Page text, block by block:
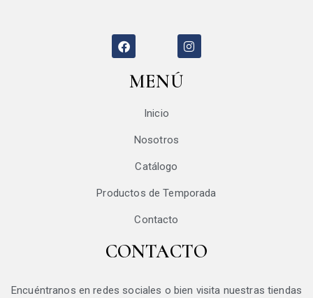
MENÚ
Inicio
Nosotros
Catálogo
Productos de Temporada
Contacto
CONTACTO
Encuéntranos en redes sociales o bien visita nuestras tiendas